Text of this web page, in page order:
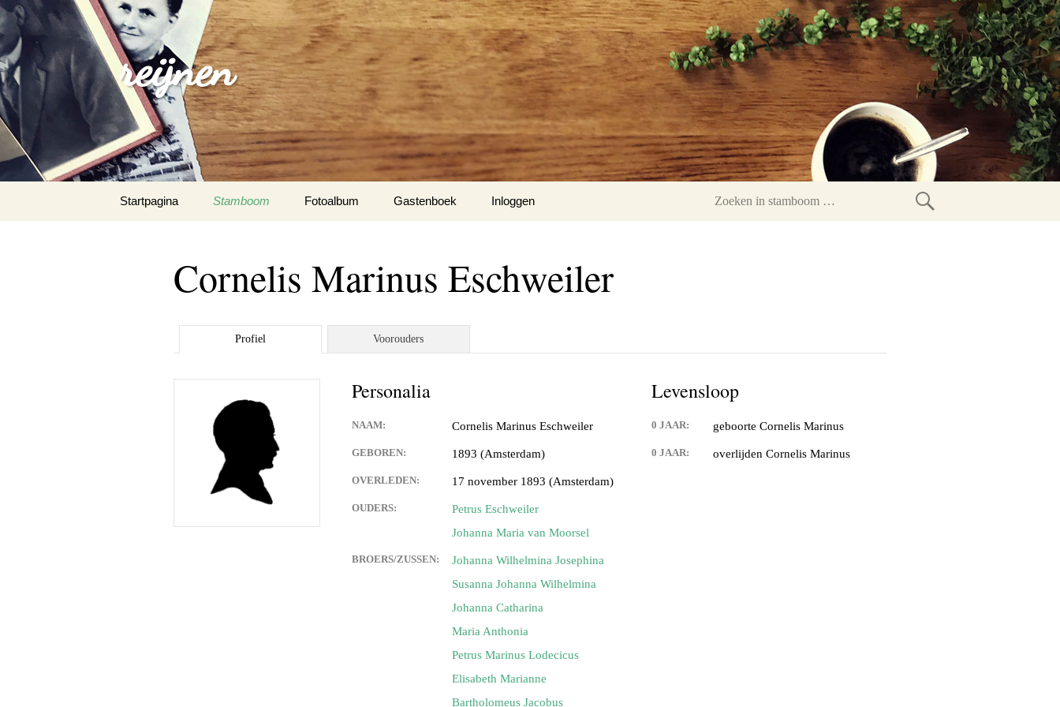
reijnen
naar
Startpagina Stamboom Fotoalbum Gastenboek
Inloggen
Zoeken
Cornelis Marinus Eschweiler
Profiel Voorouders
Personalia
NAAM: Cornelis Marinus Eschweiler
GEBOREN: 1893 (Amsterdam)
OVERLEDEN: 17 november 1893 (Amsterdam)
OUDERS:
Petrus Eschweiler
Johanna Maria van Moorsel
BROERS/ZUSSEN:
Johanna Wilhelmina Josephina
Susanna Johanna Wilhelmina
Johanna Catharina
Maria Anthonia
Petrus Marinus Lodecicus
Elisabeth Marianne
Bartholomeus Jacobus
Levensloop
0 JAAR: geboorte Cornelis Marinus
0 JAAR: overlijden Cornelis Marinus